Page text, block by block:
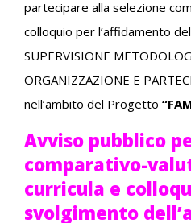
partecipare alla selezione
colloquio per l’affidamento
SUPERVISIONE
ORGANIZZAZIONE E
nell’ambito del Progetto
Avviso pubblico
comparativo-
curricula e
svolgimento